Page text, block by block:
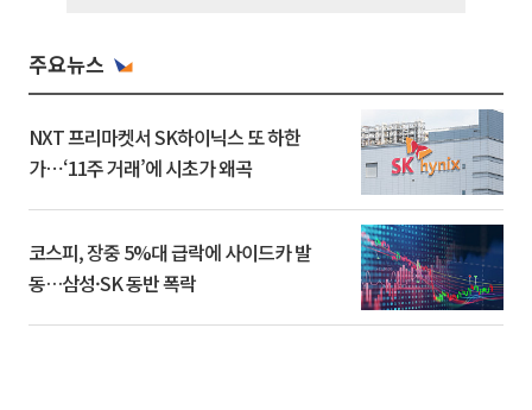
주요뉴스
NXT 프리마켓서 SK하이닉스 또 하한
가⋯‘11주 거래’에 시초가 왜곡
코스피, 장중 5%대 급락에 사이드카 발
동…삼성·SK 동반 폭락